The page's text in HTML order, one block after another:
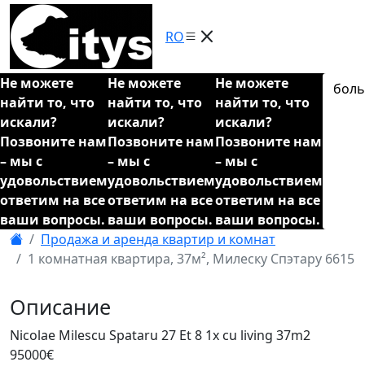
RO
Не можете
найти то, что
искали?
Позвоните нам
– мы с
удовольствием
ответим на все
ваши вопросы.
Не можете
найти то, что
искали?
Позвоните нам
– мы с
удовольствием
ответим на все
ваши вопросы.
Не можете
найти то, что
искали?
Позвоните нам
– мы с
удовольствием
ответим на все
ваши вопросы.
Продажа и аренда квартир и комнат
1 комнатная квартира, 37м², Милеску Спэтару 6615
Описание
Nicolae Milescu Spataru 27 Et 8 1x cu living 37m2
95000€